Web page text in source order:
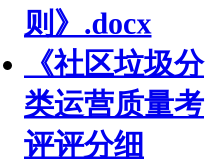
则》.docx
《社区垃圾分
类运营质量考
评评分细